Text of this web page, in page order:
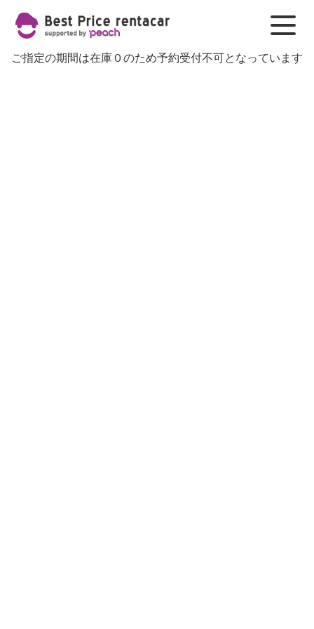
ご指定の期間は在庫０のため予約受付不可となっています